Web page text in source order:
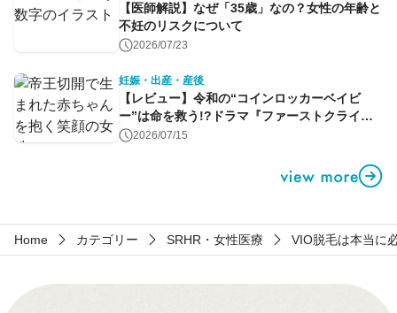
【医師解説】なぜ「35歳」なの？女性の年齢と
不妊のリスクについて
2026/07/23
妊娠・出産・産後
【レビュー】令和の“コインロッカーベイビ
ー”は命を救う!?ドラマ『ファーストクライ』
第1話2026/07/15
Home カテゴリー SRHR・女性医療 VIO脱毛は本当に